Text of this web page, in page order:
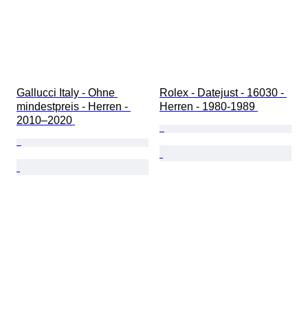
Gallucci Italy - Ohne
mindestpreis - Herren -
2010–2020
Rolex - Datejust - 16030 -
Herren - 1980-1989